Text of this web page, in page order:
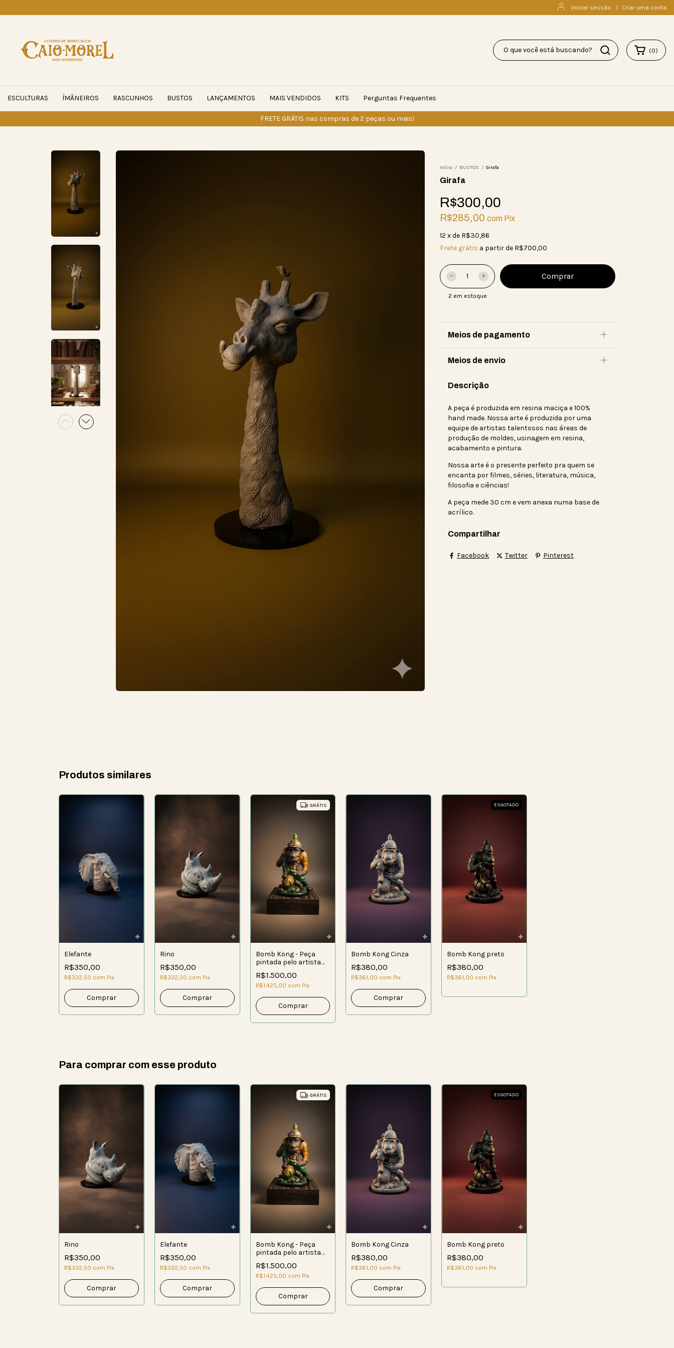
Iniciar sessão Criar uma conta
FRETE GRÁTIS nas compras de 2 peças ou mais!
(0)
ESCULTURAS ÍMÃNEIROS RASCUNHOS BUSTOS LANÇAMENTOS MAIS VENDIDOS KITS Perguntas Frequentes
Início / BUSTOS / Girafa
Girafa
R$300,00
R$285,00 com Pix
12 xde R$30,86
Frete grátis a partir de R$700,00
2 em estoque
Meios de pagamento
Meios de envio
Descrição
A peça é produzida em resina maciça e 100%
hand made. Nossa arte é produzida por uma
equipe de artistas talentosos nas áreas de
produção de moldes, usinagem em resina,
acabamento e pintura.
Nossa arte é o presente perfeito pra quem se
encanta por filmes, séries, literatura, música,
filosofia e ciências!
A peça mede 30 cm e vem anexa numa base de
acrílico.
Compartilhar
Facebook Twitter Pinterest
Produtos similares
Elefante
R$350,00
R$332,50 com Pix
Rino
R$350,00
R$332,50 com Pix
GRÁTIS
Bomb Kong - Peça
pintada pelo artista
Caio Morel
R$1.500,00
R$1.425,00 com Pix
Bomb Kong Cinza
R$380,00
R$361,00 com Pix
ESGOTADO
Bomb Kong preto
R$380,00
R$361,00 com Pix
Para comprar com esse produto
Rino
R$350,00
R$332,50 com Pix
Elefante
R$350,00
R$332,50 com Pix
GRÁTIS
Bomb Kong - Peça
pintada pelo artista
Caio Morel
R$1.500,00
R$1.425,00 com Pix
Bomb Kong Cinza
R$380,00
R$361,00 com Pix
ESGOTADO
Bomb Kong preto
R$380,00
R$361,00 com Pix